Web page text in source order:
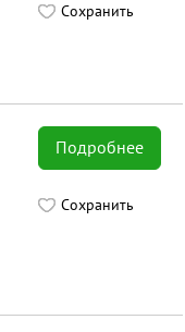
Сохранить
Подробнее
Сохранить